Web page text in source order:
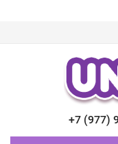
+7 (977)